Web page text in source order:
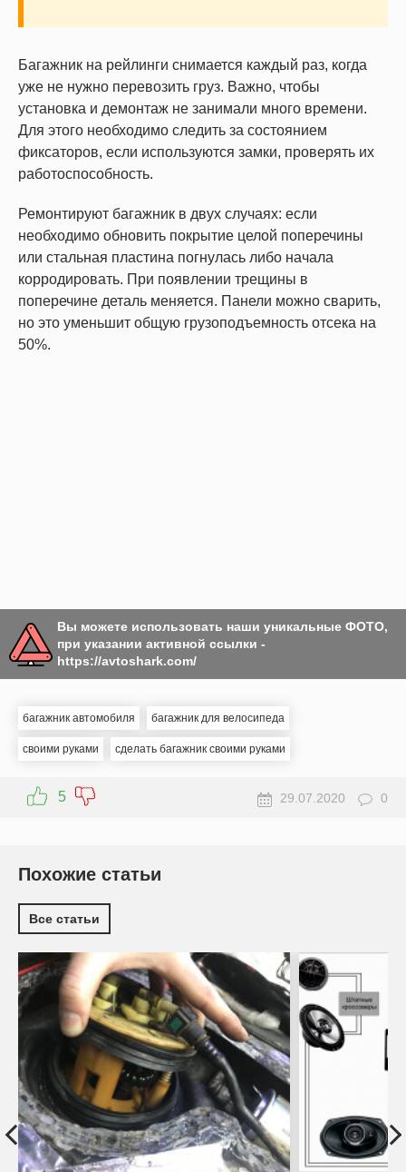
Багажник на рейлинги снимается каждый раз, когда
уже не нужно перевозить груз. Важно, чтобы
установка и демонтаж не занимали много времени.
Для этого необходимо следить за состоянием
фиксаторов, если используются замки, проверять их
работоспособность.
Ремонтируют багажник в двух случаях: если
необходимо обновить покрытие целой поперечины
или стальная пластина погнулась либо начала
корродировать. При появлении трещины в
поперечине деталь меняется. Панели можно сварить,
но это уменьшит общую грузоподъемность отсека на
50%.
Вы можете использовать наши уникальные ФОТО,
при указании активной ссылки -
https://avtoshark.com/
багажник автомобиля багажник для велосипеда
своими руками сделать багажник своими руками
5 29.07.2020 0
Похожие статьи
Все статьи